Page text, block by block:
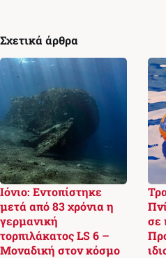
Σχετικά άρθρα
Ιόνιο: Εντοπίστηκε
μετά από 83 χρόνια η
γερμανική
τορπιλάκατος LS 6 –
Μοναδική στον κόσμο
σε